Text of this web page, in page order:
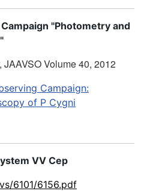
"Photometry and
Volume 40, 2012
Campaign:
of P Cygni
VV Cep
6101/6156.pdf